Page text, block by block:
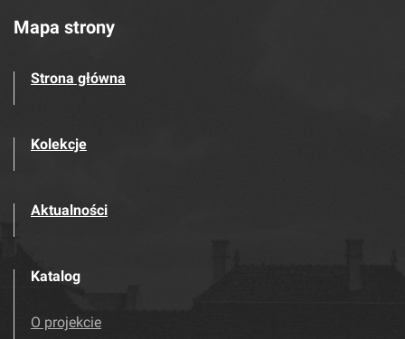
Mapa strony
Strona główna
Kolekcje
Aktualności
Katalog
O projekcie